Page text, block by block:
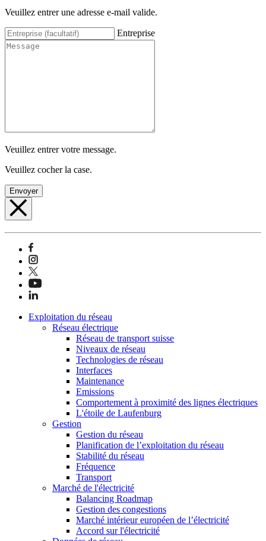
Veuillez entrer une adresse e-mail valide.
Entreprise
Veuillez entrer votre message.
Veuillez cocher la case.
Envoyer
Exploitation du réseau
Réseau électrique
Réseau de transport suisse
Niveaux de réseau
Technologies de réseau
Interfaces
Maintenance
Emissions
Comportement à proximité des lignes électriques
L'étoile de Laufenburg
Gestion
Gestion du réseau
Planification de l’exploitation du réseau
Stabilité du réseau
Fréquence
Transport
Marché de l'électricité
Balancing Roadmap
Gestion des congestions
Marché intérieur européen de l’électricité
Accord sur l'électricité